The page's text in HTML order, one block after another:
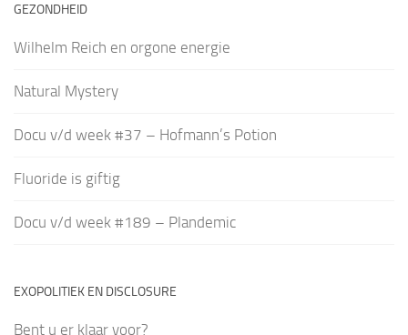
GEZONDHEID
Wilhelm Reich en orgone energie
Natural Mystery
Docu v/d week #37 – Hofmann’s Potion
Fluoride is giftig
Docu v/d week #189 – Plandemic
EXOPOLITIEK EN DISCLOSURE
Bent u er klaar voor?